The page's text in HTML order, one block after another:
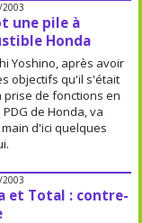
une pile à
Honda
Yoshino, après avoir
objectifs qu'il s'était
prise de fonctions en
de Honda, va
d'ici quelques
et Total : contre-